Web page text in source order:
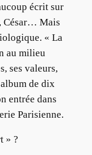
écrit sur
César… Mais
« La
au milieu
ses valeurs,
de dix
entrée dans
Parisienne.
» ?